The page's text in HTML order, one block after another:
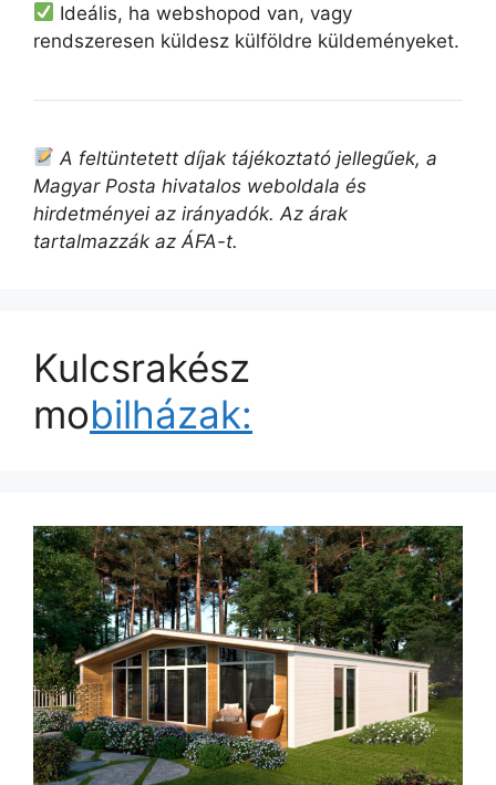
Ideális, ha webshopod van, vagy
rendszeresen küldesz külföldre küldeményeket.
A feltüntetett díjak tájékoztató jellegűek, a
Magyar Posta hivatalos weboldala és
hirdetményei az irányadók. Az árak
tartalmazzák az ÁFA-t.
Kulcsrakész
mobilházak: